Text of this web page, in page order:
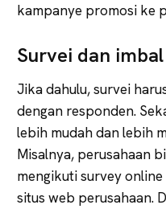
kampanye promosi ke
Survei dan
Jika dahulu, survei
dengan responden.
lebih mudah dan lebih
Misalnya, perusahaan
mengikuti survey
situs web perusahaan.